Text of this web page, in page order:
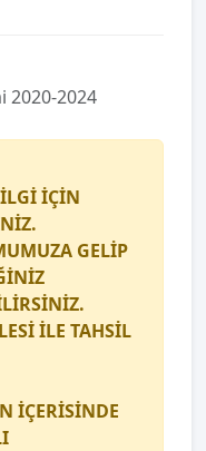
2020-2024
İÇİN
GELİP
İLE TAHSİL
İÇERİSİNDE